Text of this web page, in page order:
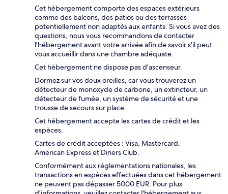
Cet hébergement comporte des espaces extérieurs
comme des balcons, des patios ou des terrasses
potentiellement non adaptés aux enfants. Si vous avez des
questions, nous vous recommandons de contacter
l'hébergement avant votre arrivée afin de savoir s'il peut
vous accueillir dans une chambre adéquate.
Cet hébergement ne dispose pas d'ascenseur.
Dormez sur vos deux oreilles, car vous trouverez un
détecteur de monoxyde de carbone, un extincteur, un
détecteur de fumée, un système de sécurité et une
trousse de secours sur place.
Cet hébergement accepte les cartes de crédit et les
espèces.
Cartes de crédit acceptées : Visa, Mastercard,
American Express et Diners Club.
Conformément aux réglementations nationales, les
transactions en espèces effectuées dans cet hébergement
ne peuvent pas dépasser 5000 EUR. Pour plus